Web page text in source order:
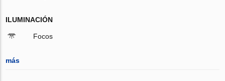
ILUMINACIÓN
Focos
más